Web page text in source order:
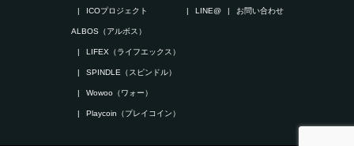
ICOプロジェクト
ALBOS（アルボス）
LIFEX（ライフエックス）
SPINDLE（スピンドル）
Wowoo（ワォー）
Playcoin（プレイコイン）
LINE@ お問い合わせ